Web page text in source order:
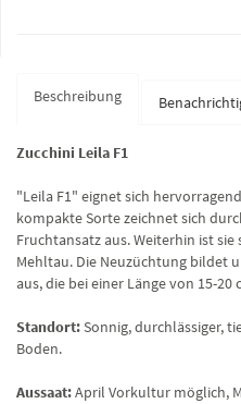
Beschreibung
Zucchini Leila F1
"Leila F1" eignet sich
kompakte Sorte zeichnet sich
Fruchtansatz aus. Weiterhin ist
Mehltau. Die Neuzüchtung bildet
aus, die bei einer Länge von 15-
Standort:Sonnig, durchlässiger,
Boden.
Aussaat:April Vorkultur möglich,